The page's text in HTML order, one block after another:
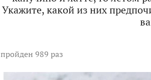
Укажите, какой из них
пройден 989 раз